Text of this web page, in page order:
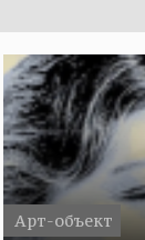
Арт-объект